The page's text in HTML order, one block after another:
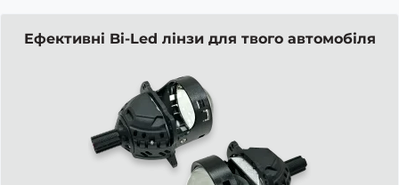
Ефективні Bi-Led лінзи для твого автомобіля